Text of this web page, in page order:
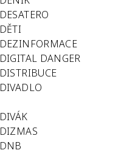
DESATERO
DĚTI
DEZINFORMACE
DIGITAL DANGER
DISTRIBUCE
DIVADLO
DIVÁK
DIZMAS
DNB